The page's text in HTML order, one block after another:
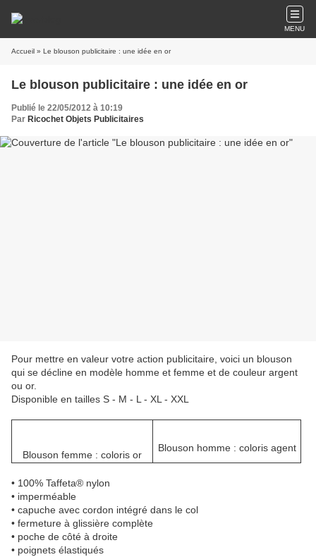
MENU
Accueil » Le blouson publicitaire : une idée en or
Le blouson publicitaire : une idée en or
Publié le 22/05/2012 à 10:19
Par Ricochet Objets Publicitaires
Pour mettre en valeur votre action publicitaire, voici un blouson
qui se décline en modèle homme et femme et de couleur argent
ou or.
Disponible en tailles S - M - L - XL - XXL
Blouson femme : coloris or
Blouson homme : coloris agent
• 100% Taffeta® nylon
• imperméable
• capuche avec cordon intégré dans le col
• fermeture à glissière complète
• poche de côté à droite
• poignets élastiqués